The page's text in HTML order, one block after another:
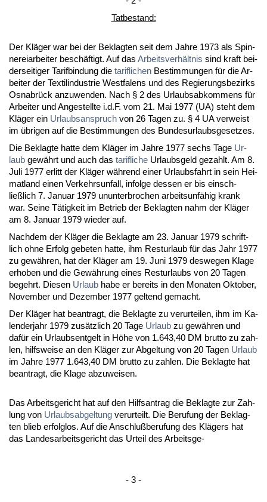
Tat­be­stand:
Der Kläger war bei der Be­klag­ten seit dem Jah­re 1973 als Spin­
ne­rei­ar­bei­ter beschäftigt. Auf das Ar­beits­verhält­nis sind kraft bei­
der­sei­ti­ger Ta­rif­bin­dung die ta­rif­li­chen Be­stim­mun­gen für die Ar­
bei­ter der Tex­til­in­dus­trie West­fa­lens und des Re­gie­rungs­be­zirks
Os­nabrück an­zu­wen­den. Nach § 2 des Ur­laubs­ab­kom­mens für
Ar­bei­ter und An­ge­stell­te i.d.F. vom 21. Mai 1977 (UA) steht dem
Kläger ein Ur­laubs­an­spruch von 26 Ta­gen zu. § 4 UA ver­weist
im übri­gen auf die Be­stim­mun­gen des Bun­des­ur­laubs­ge­set­zes.
Die Be­klag­te hat­te dem Kläger im Jah­re 1977 sechs Ta­ge Ur­
laub gewährt und auch das ta­rif­li­che Ur­laubs­geld ge­zahlt. Am 8.
Ju­li 1977 er­litt der Kläger während ei­ner Ur­laubs­fahrt in sein Hei­
mat­land ei­nen Ver­kehrs­un­fall, in­fol­ge des­sen er bis ein­sch­
ließlich 7. Ja­nu­ar 1979 un­un­ter­bro­chen ar­beits­unfähig krank
war. Sei­ne Tätig­keit im Be­trieb der Be­klag­ten nahm der Kläger
am 8. Ja­nu­ar 1979 wie­der auf.
Nach­dem der Kläger die Be­klag­te am 23. Ja­nu­ar 1979 schrift­
lich oh­ne Er­folg ge­be­ten hat­te, ihm Rest­ur­laub für das Jahr 1977
zu gewähren, hat der Kläger am 19. Ju­ni 1979 des­we­gen Kla­ge
er­ho­ben und die Gewährung ei­nes Rest­ur­laubs von 20 Ta­gen
be­gehrt. Die­sen Ur­laub ha­be er be­reits in den Mo­na­ten Ok­to­ber,
No­vem­ber und De­zem­ber 1977 gel­tend ge­macht.
Der Kläger hat be­an­tragt, die Be­klag­te zu ver­ur­tei­len, ihm im Ka­
len­der­jahr 1979 zusätz­lich 20 Ta­ge Ur­laub zu gewähren und
dafür ein Ur­laubs­ent­gelt in Höhe von 1.643,40 DM brut­to zu zah­
len, hilfs­wei­se an den Kläger zur Ab­gel­tung von 20 Ta­gen Ur­laub
im Jah­re 1977 1.643,40 DM brut­to zu zah­len. Die Be­klag­te hat
be­an­tragt, die Kla­ge ab­zu­wei­sen.
Das Ar­beits­ge­richt hat auf den Hilfs­an­trag die Be­klag­te zur Zah­
lung von Ur­laubs­ab­gel­tung ver­ur­teilt. Die Be­ru­fung der Be­klag­
ten blieb er­folg­los. Auf die An­schlußbe­ru­fung des Klägers hat
das Lan­des­ar­beits­ge­richt das Ur­teil des Ar­beits­ge-
- 3 -